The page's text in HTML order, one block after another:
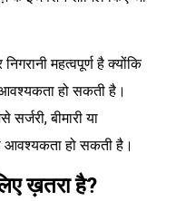
महत्वपूर्ण है क्योंकि
हो सकती है।
बीमारी या
आवश्यकता हो सकती है।
ख़तरा है?